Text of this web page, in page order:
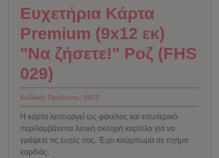
Ευχετήρια Κάρτα
Premium (9x12 εκ)
"Να ζήσετε!" Ροζ (FHS
029)
Κωδικός Προϊόντος: 5975
Η κάρτα λειτουργεί ως φάκελος και εσωτερικό
περιλαμβάνεται λευκή σκληρή καρτέλα για να
γράψετε τις ευχές σας. Έχει κούμπωμα σε σχήμα
καρδιάς.